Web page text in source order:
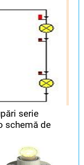
serie
schemă de